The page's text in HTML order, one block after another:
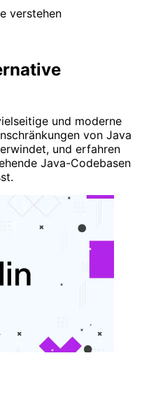
verstehen
und moderne
von Java
und erfahren
Java-Codebasen